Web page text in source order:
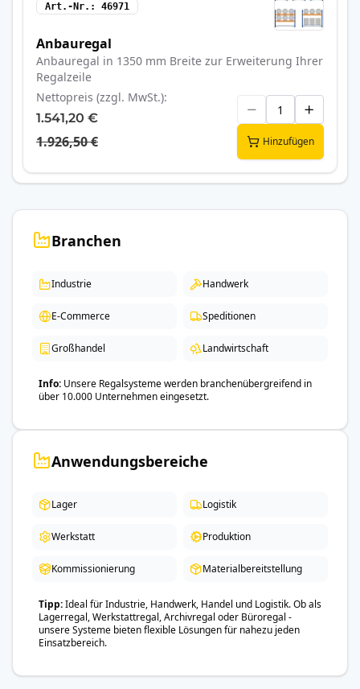
Art.-Nr. 46971
Anbauregal
Anbauregal in 1350 mm Breite zur Erweiterung Ihrer
Regalzeile
Nettopreis (zzgl. MwSt.)
1.541,20 €
1.926,50 € Hinzufügen
Branchen
Industrie Handwerk
E-Commerce Speditionen
Großhandel Landwirtschaft
Info Unsere Regalsysteme werden branchenübergreifend in
über 10.000 Unternehmen eingesetzt.
Anwendungsbereiche
Lager Logistik
Werkstatt Produktion
Kommissionierung Materialbereitstellung
Tipp Ideal für Industrie, Handwerk, Handel und Logistik. Ob als
Lagerregal, Werkstattregal, Archivregal oder Büroregal -
unsere Systeme bieten flexible Lösungen für nahezu jeden
Einsatzbereich.